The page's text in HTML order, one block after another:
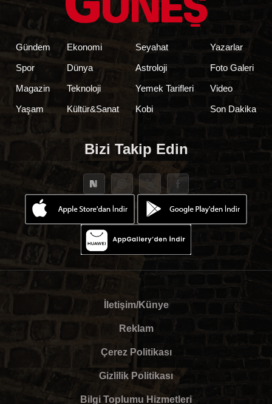
Gündem
Spor
Magazin
Yaşam
Ekonomi
Dünya
Teknoloji
Kültür&Sanat
Seyahat
Astroloji
Yemek Tarifleri
Kobi
Yazarlar
Foto Galeri
Video
Son Dakika
Bizi Takip Edin
İletişim/Künye
Reklam
Çerez Politikası
Gizlilik Politikası
Bilgi Toplumu Hizmetleri